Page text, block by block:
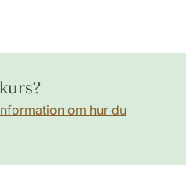
om hur du